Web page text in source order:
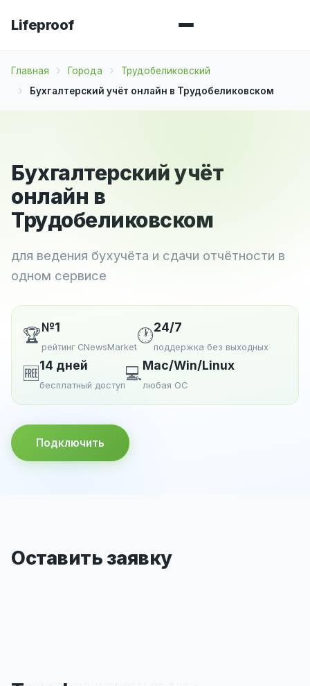
Lifeproof
Главная Города
Трудобеликовский
Бухгалтерский учёт онлайн в Трудобеликовском
Бухгалтерский учёт
онлайн в
Трудобеликовском
для ведения бухучёта и сдачи отчётности в
одном сервисе
🏆№1
рейтинг CNewsMarket
🕐24/7
поддержка без выходных
🆓14 дней
бесплатный доступ
💻Mac/Win/Linux
любая ОС
Подключить
Оставить заявку